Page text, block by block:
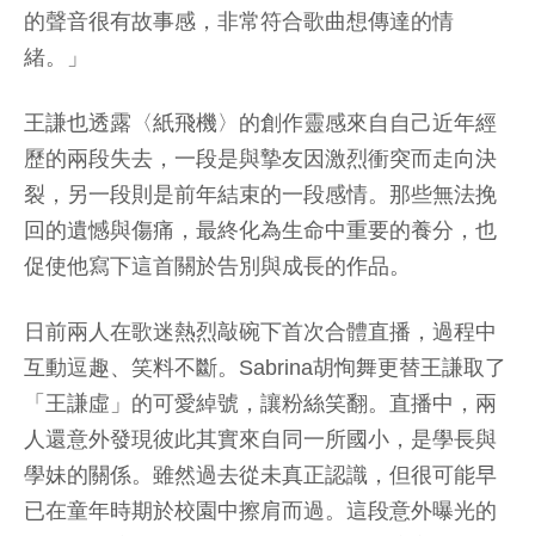
的聲音很有故事感，非常符合歌曲想傳達的情
緒。」
王謙也透露〈紙飛機〉的創作靈感來自自己近年經
歷的兩段失去，一段是與摯友因激烈衝突而走向決
裂，另一段則是前年結束的一段感情。那些無法挽
回的遺憾與傷痛，最終化為生命中重要的養分，也
促使他寫下這首關於告別與成長的作品。
日前兩人在歌迷熱烈敲碗下首次合體直播，過程中
互動逗趣、笑料不斷。Sabrina胡恂舞更替王謙取了
「王謙虛」的可愛綽號，讓粉絲笑翻。直播中，兩
人還意外發現彼此其實來自同一所國小，是學長與
學妹的關係。雖然過去從未真正認識，但很可能早
已在童年時期於校園中擦肩而過。這段意外曝光的